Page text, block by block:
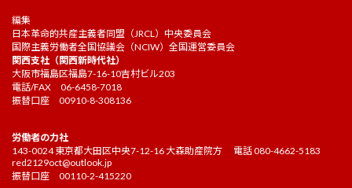
編集
日本革命的共産主義者同盟（JRCL）中央委員会
国際主義労働者全国協議会（NCIW）全国運営委員会
関西支社（関西新時代社）
大阪市福島区福島7-16-10吉村ビル203
電話/FAX 06-6458-7018
振替口座 00910-8-308136
労働者の力社
143-0024 東京都大田区中央7-12-16 大森助産院方 電話 080-4662-5183
red2129oct@outlook.jp
振替口座 00110-2-415220